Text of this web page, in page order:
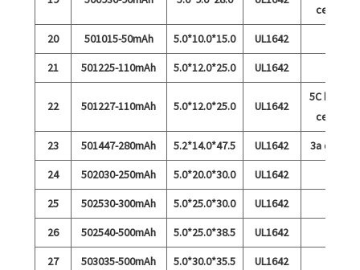
cepat
20
501015-50mAh 5.0*10.0*15.0
UL1642
21
501225-110mAh 5.0*12.0*25.0 UL1642
22 501227-110mAh 5.0*12.0*25.0 UL1642
5C biaya
cepat
23
501447-280mAh 5.2*14.0*47.5 UL1642
3a debit
24
502030-250mAh 5.0*20.0*30.0
UL1642
25
502530-300mAh 5.0*25.0*30.0
UL1642
26
502540-500mAh 5.0*25.0*38.5
UL1642
27
503035-500mAh 5.0*30.0*35.5
UL1642